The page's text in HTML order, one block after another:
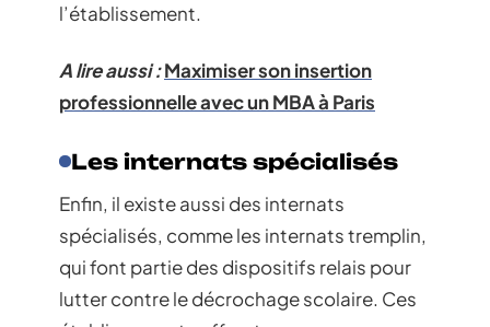
l’établissement.
A lire aussi :Maximiser son insertion
professionnelle avec un MBA à Paris
Les internats spécialisés
Enfin, il existe aussi des internats
spécialisés, comme les internats tremplin,
qui font partie des dispositifs relais pour
lutter contre le décrochage scolaire. Ces